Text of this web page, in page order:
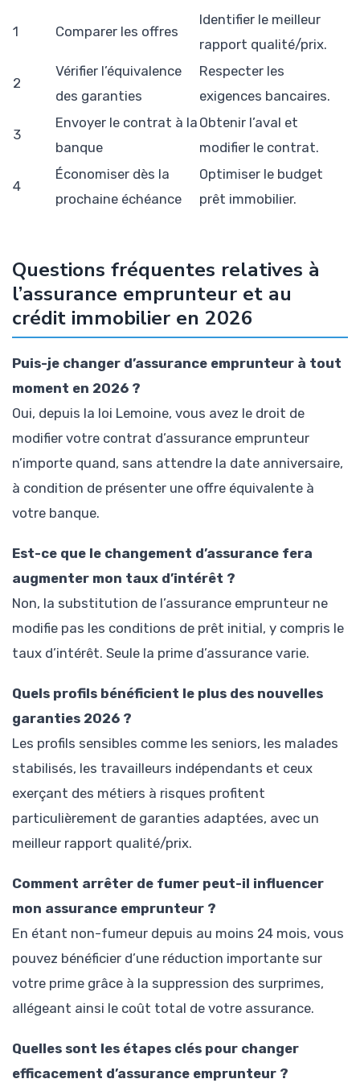
1 Comparer les offres
Identifier le meilleur
rapport qualité/prix.
2
Vérifier l’équivalence
des garanties
Respecter les
exigences bancaires.
3
Envoyer le contrat à la
banque
Obtenir l’aval et
modifier le contrat.
4
Économiser dès la
prochaine échéance
Optimiser le budget
prêt immobilier.
Questions fréquentes relatives à
l’assurance emprunteur et au
crédit immobilier en 2026
Puis-je changer d’assurance emprunteur à tout
moment en 2026 ?
Oui, depuis la loi Lemoine, vous avez le droit de
modifier votre contrat d’assurance emprunteur
n’importe quand, sans attendre la date anniversaire,
à condition de présenter une offre équivalente à
votre banque.
Est-ce que le changement d’assurance fera
augmenter mon taux d’intérêt ?
Non, la substitution de l’assurance emprunteur ne
modifie pas les conditions de prêt initial, y compris le
taux d’intérêt. Seule la prime d’assurance varie.
Quels profils bénéficient le plus des nouvelles
garanties 2026 ?
Les profils sensibles comme les seniors, les malades
stabilisés, les travailleurs indépendants et ceux
exerçant des métiers à risques profitent
particulièrement de garanties adaptées, avec un
meilleur rapport qualité/prix.
Comment arrêter de fumer peut-il influencer
mon assurance emprunteur ?
En étant non-fumeur depuis au moins 24 mois, vous
pouvez bénéficier d’une réduction importante sur
votre prime grâce à la suppression des surprimes,
allégeant ainsi le coût total de votre assurance.
Quelles sont les étapes clés pour changer
efficacement d’assurance emprunteur ?